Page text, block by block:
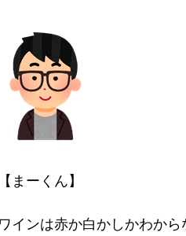
【まーくん】
ワインは赤か白かしかわから